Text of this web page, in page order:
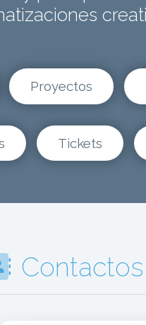
Proyectos
Tickets
Contactos